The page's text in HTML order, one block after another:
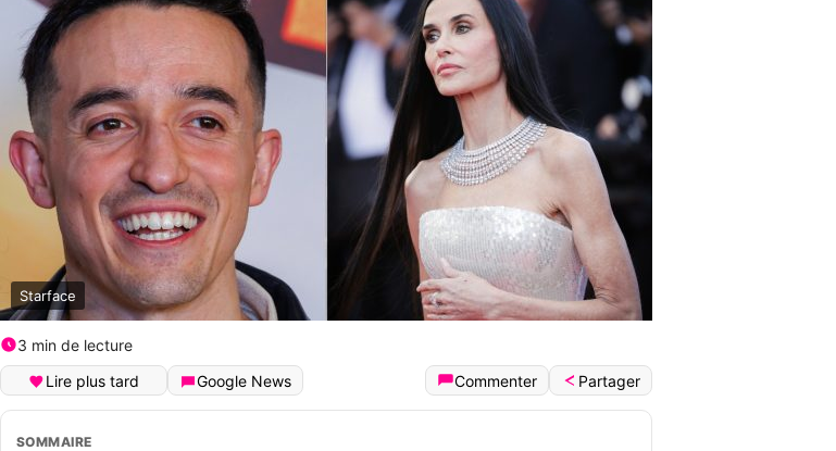
Starface
3 min de lecture
Lire plus tard
Google News Commenter Partager
SOMMAIRE